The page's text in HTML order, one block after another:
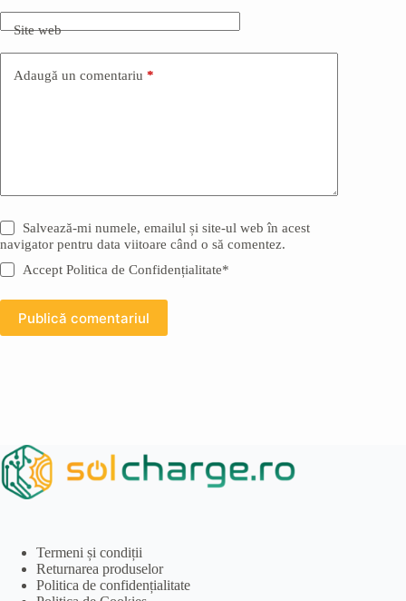
Site web
Adaugă un comentariu *
Salvează-mi numele, emailul și site-ul web în acest
navigator pentru data viitoare când o să comentez.
Accept Politica de Confidențialitate*
Publică comentariul
Termeni și condiții
Returnarea produselor
Politica de confidențialitate